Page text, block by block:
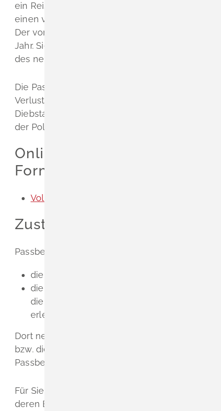
ein Reisedokument, können Sie gleichzeitig
einen vorläufigen Reisepass beantragen.
Der vorläufige Reisepass gilt höchstens ein
Jahr. Sie müssen ihn bei der Aushändigung
des neuen Reisepasses zurückgeben.
Die Passbehörde wird die Polizei über den
Verlust Ihres Passes informieren. Einen
Diebstahl können Sie auch selbst direkt bei
der Polizei melden.
Onlineantrag und
Formulare
Vollmacht zur Ausweisabholung (PDF)
Zuständige Stelle
Passbehörden in Baden-Württemberg sind:
die Gemeinden als Ortspolizeibehörden
die Verwaltungsgemeinschaften,
die Aufgaben der Meldebehörde
erledigen oder erfüllen.
Dort nehmen in der Regel die Bürgerbüros
bzw. die Bürgerämter die Aufgaben einer
Passbehörde wahr.
Für Sie ist die Passbehörde zuständig, in
deren Bezirk Sie mit Ihrer Wohnung, bei